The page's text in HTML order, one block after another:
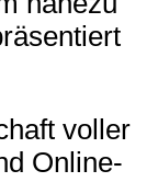
voller
Online-